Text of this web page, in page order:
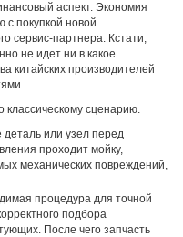
аспект. Экономия
с покупкой новой
сервис-партнера. Кстати,
не идет ни в какое
китайских производителей
классическому сценарию.
или узел перед
проходит мойку,
механических повреждений,
процедура для точной
подбора
После чего запчасть